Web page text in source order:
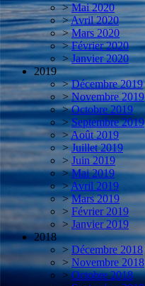
> Mai 2020
>Avril 2020
> Mars 2020
> Février 2020
> Janvier 2020
2019
> Décembre 2019
> Novembre 2019
> Octobre 2019
> Septembre 2019
>Août 2019
> Juillet 2019
> Juin 2019
> Mai 2019
>Avril 2019
> Mars 2019
> Février 2019
> Janvier 2019
2018
> Décembre 2018
> Novembre 2018
> Octobre 2018